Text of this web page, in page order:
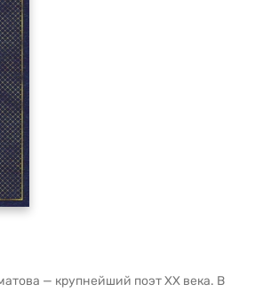
— крупнейший поэт ХХ века. В